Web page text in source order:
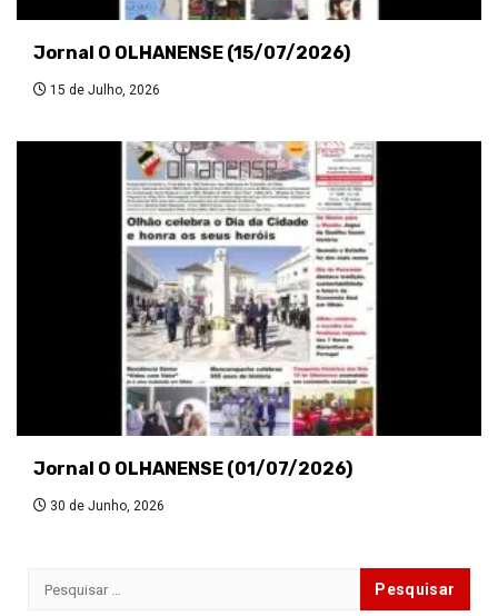
Jornal O OLHANENSE (15/07/2026)
15 de Julho, 2026
Jornal O OLHANENSE (01/07/2026)
30 de Junho, 2026
Pesquisar